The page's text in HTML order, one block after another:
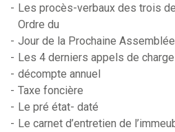
Les procès-verbaux des trois
Ordre du
Jour de la Prochaine Assemblée
Les 4 derniers appels de
décompte annuel
Taxe foncière
Le pré état- daté
Le carnet d’entretien de